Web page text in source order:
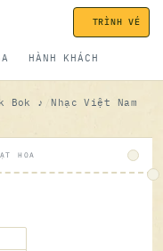
HÀNH KHÁCH
TRÌNH VÉ
Bok ♪
Nhạc Việt Nam
HOA